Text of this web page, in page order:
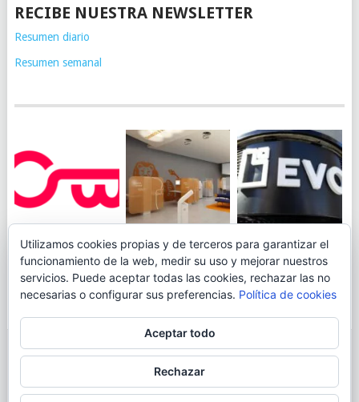
RECIBE NUESTRA NEWSLETTER
Resumen diario
Resumen semanal
JUEGA AL
CANICÓDROMO
DIGITAL DE
OPENBANK
ING TOCA SUELO EN
LA RENTABILIDAD
DE SU CUENTA
NARANJA: 0,01% TAE
EVO BANK
PERMITIRÁ
INGRESAR DINERO
DESDE LAS OFICINAS
© 2026BLOGAHORRO.
CONTACTA CON EL AUTOR
MAPA DE LA WEB
Utilizamos cookies propias y de terceros para garantizar el
funcionamiento de la web, medir su uso y mejorar nuestros
servicios. Puede aceptar todas las cookies, rechazar las no
necesarias o configurar sus preferencias. Política de cookies
Aceptar todo
Rechazar